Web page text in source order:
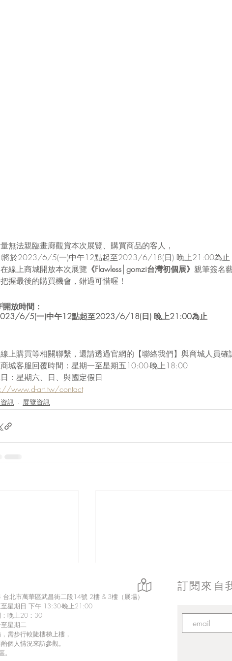
無法親臨畫廊觀賞本次展覽、購買商品的客人，
於2023/6/5(一)中午12點起至2023/6/18(日) 晚上21:00為止
線上商城開放本次展覽 《Flawless│gomzi台灣初個展》 親筆簽名
握最後的購買機會，錯過可惜喔！
開放時間：
6/5(一)中午12點起至2023/6/18(日) 晚上21:00為止
上購買等相關聯繫，還請透過官網的【聯絡我們】與商城人員確
城客服回覆時間：星期一至星期五10:00-晚上18:00
：星期六、日、與國定假日
www.d-art.tw/contact
訊 展覽資訊
訂閱來自
台北市萬華區武昌街二段14號 2樓 & 3樓（展場）
星期日 下午 13:30-晚上21:00
晚上20：30
星期二
需步行較陡樓梯上樓，
個人情況來訪參觀。